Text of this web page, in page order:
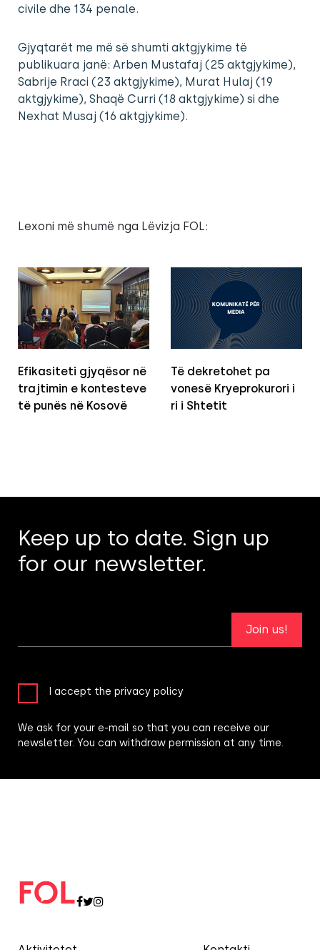
civile dhe 134 penale.
Gjyqtarët me më së shumti aktgjykime të
publikuara janë: Arben Mustafaj (25 aktgjykime),
Sabrije Rraci (23 aktgjykime), Murat Hulaj (19
aktgjykime), Shaqë Curri (18 aktgjykime) si dhe
Nexhat Musaj (16 aktgjykime).
Lexoni më shumë nga Lëvizja FOL:
Efikasiteti gjyqësor në
trajtimin e kontesteve
të punës në Kosovë
Të dekretohet pa
vonesë Kryeprokurori i
ri i Shtetit
Keep up to date. Sign up
for our newsletter.
Join us!
I accept the privacy policy
We ask for your e-mail so that you can receive our
newsletter. You can withdraw permission at any time.